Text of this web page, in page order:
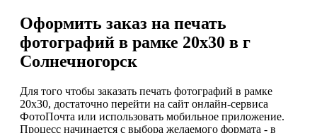
Оформить заказ на печать
фотографий в рамке 20х30 в г
Солнечногорск
Для того чтобы заказать печать фотографий в рамке
20х30, достаточно перейти на сайт онлайн-сервиса
ФотоПочта или использовать мобильное приложение.
Процесс начинается с выбора желаемого формата - в